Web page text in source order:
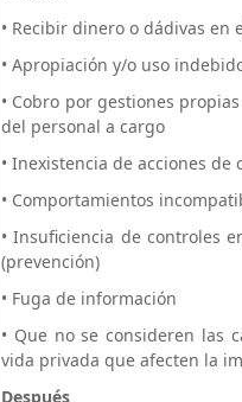
• Recibir dinero o dádivas en
• Apropiación y/o uso
• Cobro por gestiones
del personal a cargo
• Inexistencia de acciones
• Comportamientos
• Insuficiencia de controles
(prevención)
• Fuga de información
• Que no se consideren las
vida privada que afecten la
Después